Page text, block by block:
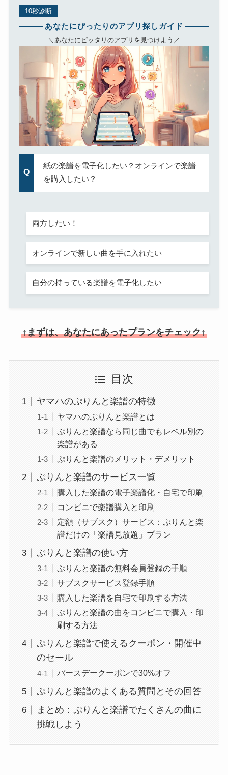
10秒診断
あなたにぴったりのアプリ探しガイド
＼あなたにピッタリのアプリを見つけよう／
紙の楽譜を電子化したい？オンラインで楽譜
を購入したい？
両方したい！
オンラインで新しい曲を手に入れたい
自分の持っている楽譜を電子化したい
↑まずは、あなたにあったプランをチェック↑
目次
ヤマハのぷりんと楽譜の特徴
ヤマハのぷりんと楽譜とは
ぷりんと楽譜なら同じ曲でもレベル別の
楽譜がある
ぷりんと楽譜のメリット・デメリット
ぷりんと楽譜のサービス一覧
購入した楽譜の電子楽譜化・自宅で印刷
コンビニで楽譜購入と印刷
定額（サブスク）サービス：ぷりんと楽
譜だけの「楽譜見放題」プラン
ぷりんと楽譜の使い方
ぷりんと楽譜の無料会員登録の手順
サブスクサービス登録手順
購入した楽譜を自宅で印刷する方法
ぷりんと楽譜の曲をコンビニで購入・印
刷する方法
ぷりんと楽譜で使えるクーポン・開催中
のセール
バースデークーポンで30%オフ
ぷりんと楽譜のよくある質問とその回答
まとめ：ぷりんと楽譜でたくさんの曲に
挑戦しよう